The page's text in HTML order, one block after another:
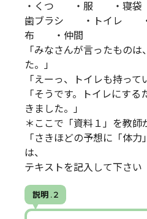
・くつ ・服 ・寝
歯ブラシ ・トイレ
布 ・仲間
「みなさんが言ったもの
た。」
「えーっ、トイレも持って
「そうです。トイレにす
きました。」
＊ここで「資料１」を教師
「さきほどの予想に「体
は、
テキストを記入して下さい
説明 . 2